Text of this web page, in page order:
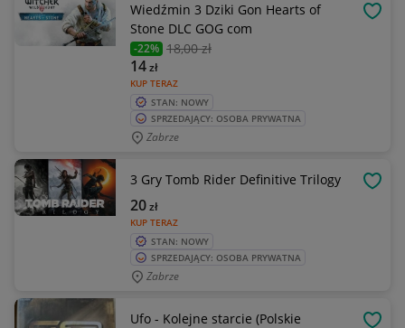
Wiedźmin 3 Dziki Gon Hearts of
Stone DLC GOG com
-22% 18,00 zł
KUP TERAZ
14zł
STAN: NOWY
SPRZEDAJĄCY: OSOBA PRYWATNA
Zabrze
3 Gry Tomb Rider Definitive Trilogy
KUP TERAZ
20zł
STAN: NOWY
SPRZEDAJĄCY: OSOBA PRYWATNA
Zabrze
Ufo - Kolejne starcie (Polskie